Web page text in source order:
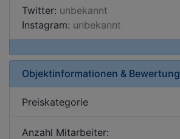
Twitter: unbekannt
Instagram: unbekannt
Objektinformationen & Bewertung
Preiskategorie
Anzahl Mitarbeiter: